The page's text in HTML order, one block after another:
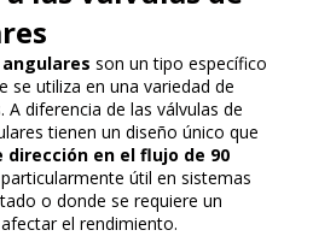
son un tipo específico
se utiliza en una variedad de
A diferencia de las válvulas de
tienen un diseño único que
en el flujo de 90
útil en sistemas
o donde se requiere un
el rendimiento.